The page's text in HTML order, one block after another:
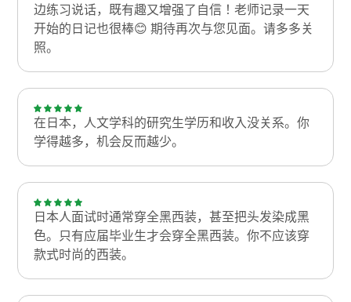
边练习说话，既有趣又增强了自信！老师记录一天
开始的日记也很棒😊 期待再次与您见面。请多多关
照。
在日本，人文学科的研究生学历和收入没关系。你
学得越多，机会反而越少。
日本人面试时通常穿全黑西装，甚至把头发染成黑
色。只有应届毕业生才会穿全黑西装。你不应该穿
款式时尚的西装。